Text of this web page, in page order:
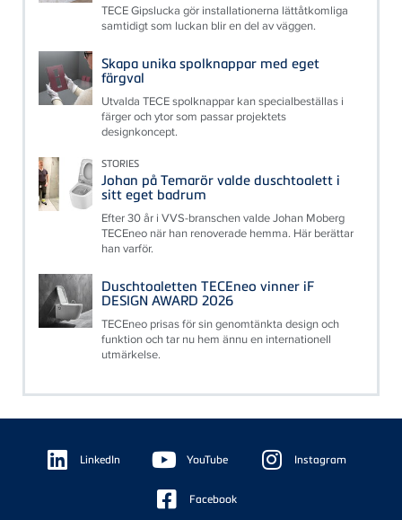
TECE Gipslucka gör installationerna lättåtkomliga
samtidigt som luckan blir en del av väggen.
Skapa unika spolknappar med eget
färgval
Utvalda TECE spolknappar kan specialbeställas i
färger och ytor som passar projektets
designkoncept.
STORIES
Johan på Temarör valde duschtoalett i
sitt eget badrum
Efter 30 år i VVS-branschen valde Johan Moberg
TECEneo när han renoverade hemma. Här berättar
han varför.
Duschtoaletten TECEneo vinner iF
DESIGN AWARD 2026
TECEneo prisas för sin genomtänkta design och
funktion och tar nu hem ännu en internationell
utmärkelse.
Floating
Sidebar LinkedIn YouTube Instagram
Facebook